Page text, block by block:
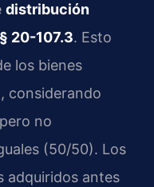
distribución
20-107.3. Esto
los bienes
considerando
no
(50/50). Los
adquiridos antes